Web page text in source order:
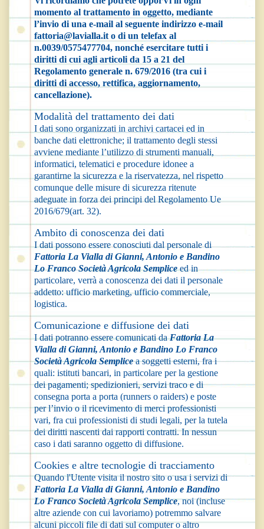
momento al trattamento in oggetto, mediante
l’invio di una e-mail al seguente indirizzo e-mail
fattoria@lavialla.it o di un telefax al
n.0039/0575477704, nonché esercitare tutti i
diritti di cui agli articoli da 15 a 21 del
Regolamento generale n. 679/2016 (tra cui i
diritti di accesso, rettifica, aggiornamento,
cancellazione).
Modalità del trattamento dei dati
I dati sono organizzati in archivi cartacei ed in
banche dati elettroniche; il trattamento degli stessi
avviene mediante l’utilizzo di strumenti manuali,
informatici, telematici e procedure idonee a
garantirne la sicurezza e la riservatezza, nel rispetto
comunque delle misure di sicurezza ritenute
adeguate in forza dei principi del Regolamento Ue
2016/679(art. 32).
Ambito di conoscenza dei dati
I dati possono essere conosciuti dal personale di
Fattoria La Vialla di Gianni, Antonio e Bandino
Lo Franco Società Agricola Sempliceed in
particolare, verrà a conoscenza dei dati il personale
addetto: ufficio marketing, ufficio commerciale,
logistica.
Comunicazione e diffusione dei dati
I dati potranno essere comunicati daFattoria La
Vialla di Gianni, Antonio e Bandino Lo Franco
Società Agricola Semplicea soggetti esterni, fra i
quali: istituti bancari, in particolare per la gestione
dei pagamenti; spedizionieri, servizi traco e di
consegna porta a porta (runners o raiders) e poste
per l’invio o il ricevimento di merci professionisti
vari, fra cui professionisti di studi legali, per la tutela
dei diritti nascenti dai rapporti contratti. In nessun
caso i dati saranno oggetto di diffusione.
Cookies e altre tecnologie di tracciamento
Quando l'Utente visita il nostro sito o usa i servizi di
Fattoria La Vialla di Gianni, Antonio e Bandino
Lo Franco Società Agricola Semplice, noi (incluse
altre aziende con cui lavoriamo) potremmo salvare
alcuni piccoli file di dati sul computer o altro